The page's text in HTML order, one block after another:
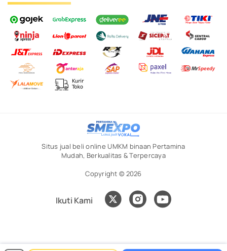
Situs jual beli online UMKM binaan Pertamina
Mudah, Berkualitas & Terpercaya
Copyright © 2026
Ikuti Kami